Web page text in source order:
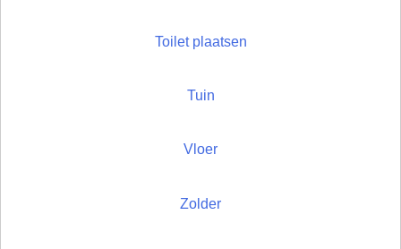
Toilet plaatsen
Tuin
Vloer
Zolder